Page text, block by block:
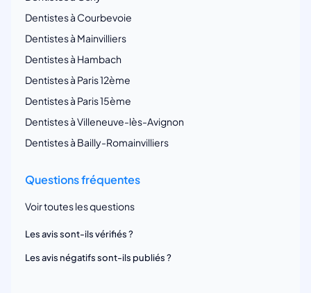
Dentistes à Courbevoie
Dentistes à Mainvilliers
Dentistes à Hambach
Dentistes à Paris 12ème
Dentistes à Paris 15ème
Dentistes à Villeneuve-lès-Avignon
Dentistes à Bailly-Romainvilliers
Questions fréquentes
Voir toutes les questions
Les avis sont-ils vérifiés ?
Les avis négatifs sont-ils publiés ?